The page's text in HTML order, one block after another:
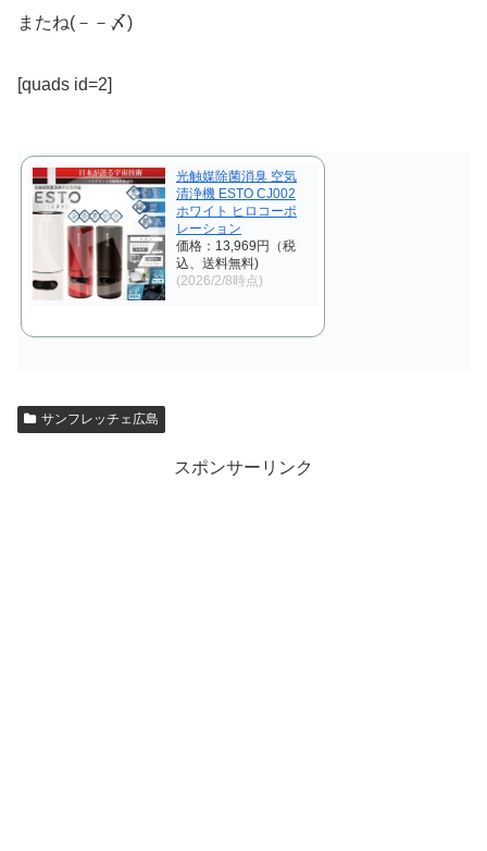
またね(－－〆)
[quads id=2]
光触媒除菌消臭 空気
清浄機 ESTO CJ002
ホワイト ヒロコーポ
レーション
価格：13,969円（税
込、送料無料)
(2026/2/8時点)
サンフレッチェ広島
スポンサーリンク